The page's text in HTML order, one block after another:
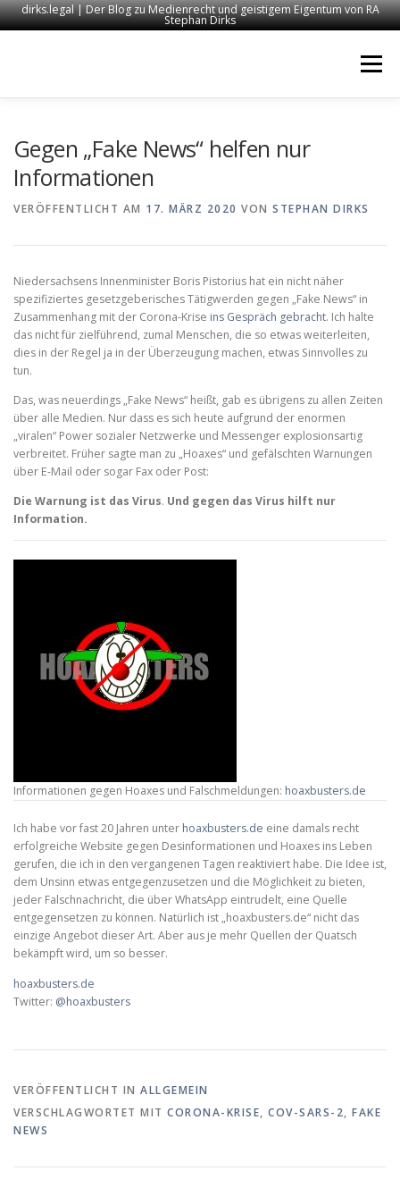
dirks.legal | Der Blog zu Medienrecht und geistigem Eigentum von RA
Stephan Dirks
Menü
Gegen „Fake News“ helfen nur
Informationen
VERÖFFENTLICHT AM 17. MÄRZ 2020 VON STEPHAN DIRKS
Niedersachsens Innenminister Boris Pistorius hat ein nicht näher
spezifiziertes gesetzgeberisches Tätigwerden gegen „Fake News“ in
Zusammenhang mit der Corona-Krise ins Gespräch gebracht. Ich halte
das nicht für zielführend, zumal Menschen, die so etwas weiterleiten,
dies in der Regel ja in der Überzeugung machen, etwas Sinnvolles zu
tun.
Das, was neuerdings „Fake News“ heißt, gab es übrigens zu allen Zeiten
über alle Medien. Nur dass es sich heute aufgrund der enormen
„viralen“ Power sozialer Netzwerke und Messenger explosionsartig
verbreitet. Früher sagte man zu „Hoaxes“ und gefälschten Warnungen
über E-Mail oder sogar Fax oder Post:
Die Warnung ist das Virus. Und gegen das Virus hilft nur
Information.
Informationen gegen Hoaxes und Falschmeldungen: hoaxbusters.de
Ich habe vor fast 20 Jahren unter hoaxbusters.de eine damals recht
erfolgreiche Website gegen Desinformationen und Hoaxes ins Leben
gerufen, die ich in den vergangenen Tagen reaktiviert habe. Die Idee ist,
dem Unsinn etwas entgegenzusetzen und die Möglichkeit zu bieten,
jeder Falschnachricht, die über WhatsApp eintrudelt, eine Quelle
entgegensetzen zu können. Natürlich ist „hoaxbusters.de“ nicht das
einzige Angebot dieser Art. Aber aus je mehr Quellen der Quatsch
bekämpft wird, um so besser.
hoaxbusters.de
Twitter: @hoaxbusters
VERÖFFENTLICHT IN ALLGEMEIN
VERSCHLAGWORTET MIT CORONA-KRISE, COV-SARS-2, FAKE
NEWS